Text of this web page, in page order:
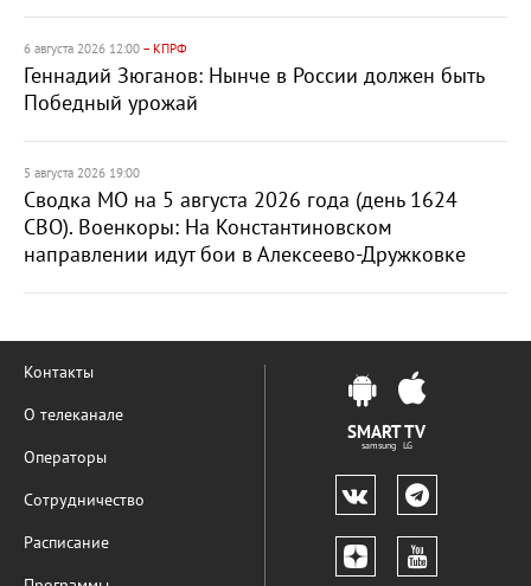
6 августа 2026 12:00 – КПРФ
Геннадий Зюганов: Нынче в России должен быть
Победный урожай
5 августа 2026 19:00
Сводка МО на 5 августа 2026 года (день 1624
СВО). Военкоры: На Константиновском
направлении идут бои в Алексеево-Дружковке
Контакты
О телеканале
Операторы
Сотрудничество
Расписание
SMART TV
samsung LG